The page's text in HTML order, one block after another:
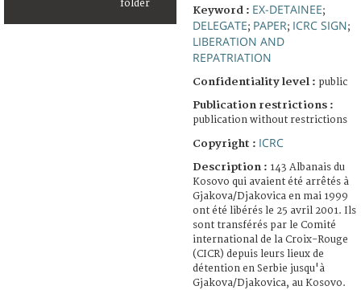
Keyword : EX-DETAINEE;
DELEGATE; PAPER; ICRC SIGN;
LIBERATION AND
REPATRIATION
Confidentiality level : public
Publication restrictions :
publication without restrictions
Copyright : ICRC
Description : 143 Albanais du
Kosovo qui avaient été arrêtés à
Gjakova/Djakovica en mai 1999
ont été libérés le 25 avril 2001. Ils
sont transférés par le Comité
international de la Croix-Rouge
(CICR) depuis leurs lieux de
détention en Serbie jusqu'à
Gjakova/Djakovica, au Kosovo.